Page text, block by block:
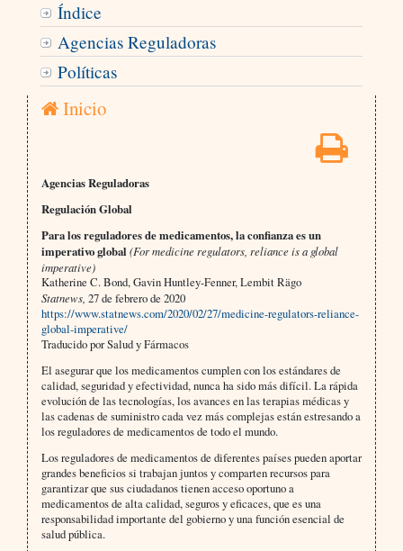
Índice
Agencias Reguladoras
Políticas
Inicio
Agencias Reguladoras
Regulación Global
Para los reguladores de medicamentos, la confianza es un
imperativo global (For medicine regulators, reliance is a global
imperative)
Katherine C. Bond, Gavin Huntley-Fenner, Lembit Rägo
Statnews, 27 de febrero de 2020
https://www.statnews.com/2020/02/27/medicine-regulators-reliance-
global-imperative/
Traducido por Salud y Fármacos
El asegurar que los medicamentos cumplen con los estándares de
calidad, seguridad y efectividad, nunca ha sido más difícil. La rápida
evolución de las tecnologías, los avances en las terapias médicas y
las cadenas de suministro cada vez más complejas están estresando a
los reguladores de medicamentos de todo el mundo.
Los reguladores de medicamentos de diferentes países pueden aportar
grandes beneficios si trabajan juntos y comparten recursos para
garantizar que sus ciudadanos tienen acceso oportuno a
medicamentos de alta calidad, seguros y eficaces, que es una
responsabilidad importante del gobierno y una función esencial de
salud pública.